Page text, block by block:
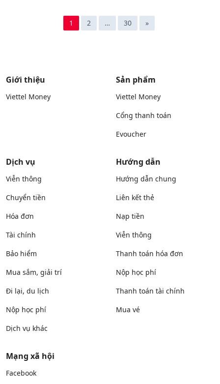
1 2 … 30 »
Giới thiệu
Viettel Money
Sản phẩm
Viettel Money
Cổng thanh toán
Evoucher
Dịch vụ
Viễn thông
Chuyển tiền
Hóa đơn
Tài chính
Bảo hiểm
Mua sắm, giải trí
Đi lại, du lịch
Nộp học phí
Dịch vụ khác
Hướng dẫn
Hướng dẫn chung
Liên kết thẻ
Nạp tiền
Viễn thông
Thanh toán hóa đơn
Nộp học phí
Thanh toán tài chính
Mua vé
Mạng xã hội
Facebook